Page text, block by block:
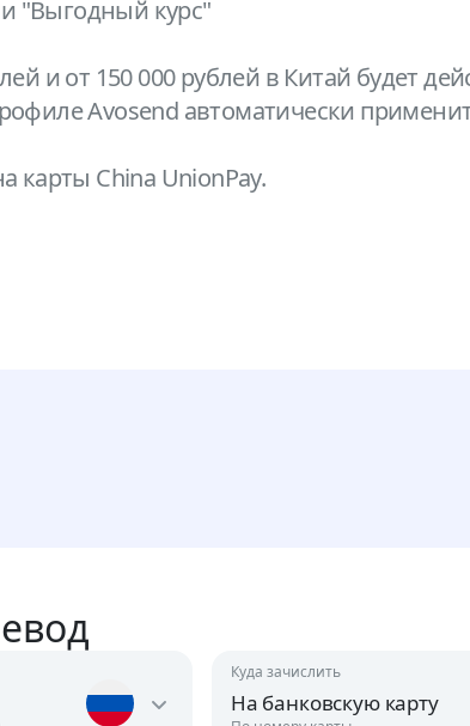
"Выгодный курс"
и от 150 000 рублей в Китай будет
Avosend автоматически
карты China UnionPay.
Куда зачислить
На банковскую карту